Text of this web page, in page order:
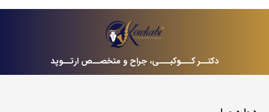
دکتــر کـــوکبـــی، جراح و متخصــص ارتــوپد